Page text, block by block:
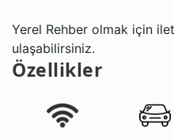
Yerel Rehber olmak için
ulaşabilirsiniz.
Özellikler